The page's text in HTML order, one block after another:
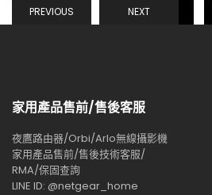
PREVIOUS NEXT
家用產品售前/售後客服
夜鷹路由器/Orbi/Arlo無線攝影機
家用產品售前/售後技術客服/
RMA/保固查詢
LINE ID: @netgear_home